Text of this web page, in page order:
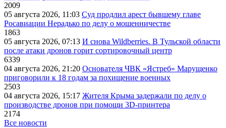
2009
05 августа 2026, 11:03 Суд продлил арест бывшему главе
Росавиации Нерадько по делу о мошенничестве
1863
05 августа 2026, 07:13 И снова Wildberries. В Тульской области
после атаки дронов горит сортировочный центр
6339
04 августа 2026, 21:20 Основателя ЧВК «Ястреб» Марущенко
приговорили к 18 годам за похищение военных
2503
04 августа 2026, 15:17 Жителя Крыма задержали по делу о
производстве дронов при помощи 3D‑принтера
2174
Все новости